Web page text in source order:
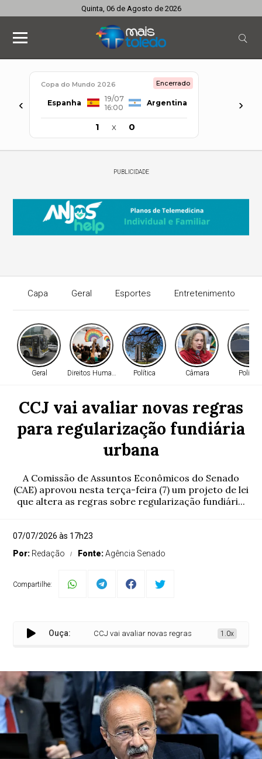
Quinta, 06 de Agosto de 2026
‹
Copa do Mundo 2026 Encerrado
Espanha
19/07
16:00
Argentina
1 x 0
›
PUBLICIDADE
Capa Geral Esportes Entretenimento
Geral Direitos Humanos Política Câmara Política
CCJ vai avaliar novas regras
para regularização fundiária
urbana
A Comissão de Assuntos Econômicos do Senado
(CAE) aprovou nesta terça-feira (7) um projeto de lei
que altera as regras sobre regularização fundiári...
07/07/2026 às 17h23
Por: Redação Fonte:Agência Senado
Compartilhe:
Ouça: CCJ vai avaliar novas regras para regularização
1.0x